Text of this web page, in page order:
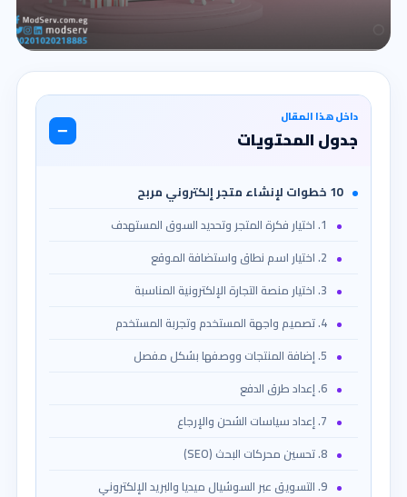
داخل هذا المقال
جدول المحتويات −
10 خطوات لإنشاء متجر إلكتروني مربح
1. اختيار فكرة المتجر وتحديد السوق المستهدف
2. اختيار اسم نطاق واستضافة الموقع
3. اختيار منصة التجارة الإلكترونية المناسبة
4. تصميم واجهة المستخدم وتجربة المستخدم
5. إضافة المنتجات ووصفها بشكل مفصل
6. إعداد طرق الدفع
7. إعداد سياسات الشحن والإرجاع
8. تحسين محركات البحث (SEO)
9. التسويق عبر السوشيال ميديا والبريد الإلكتروني